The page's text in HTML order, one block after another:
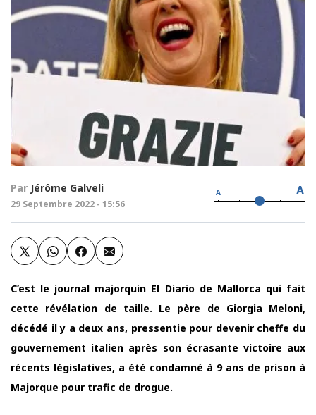
Par Jérôme Galveli
29 Septembre 2022 - 15:56
A A
C’est le journal majorquin El Diario de Mallorca qui fait
cette révélation de taille. Le père de Giorgia Meloni,
décédé il y a deux ans, pressentie pour devenir cheffe du
gouvernement italien après son écrasante victoire aux
récents législatives, a été condamné à 9 ans de prison à
Majorque pour trafic de drogue.